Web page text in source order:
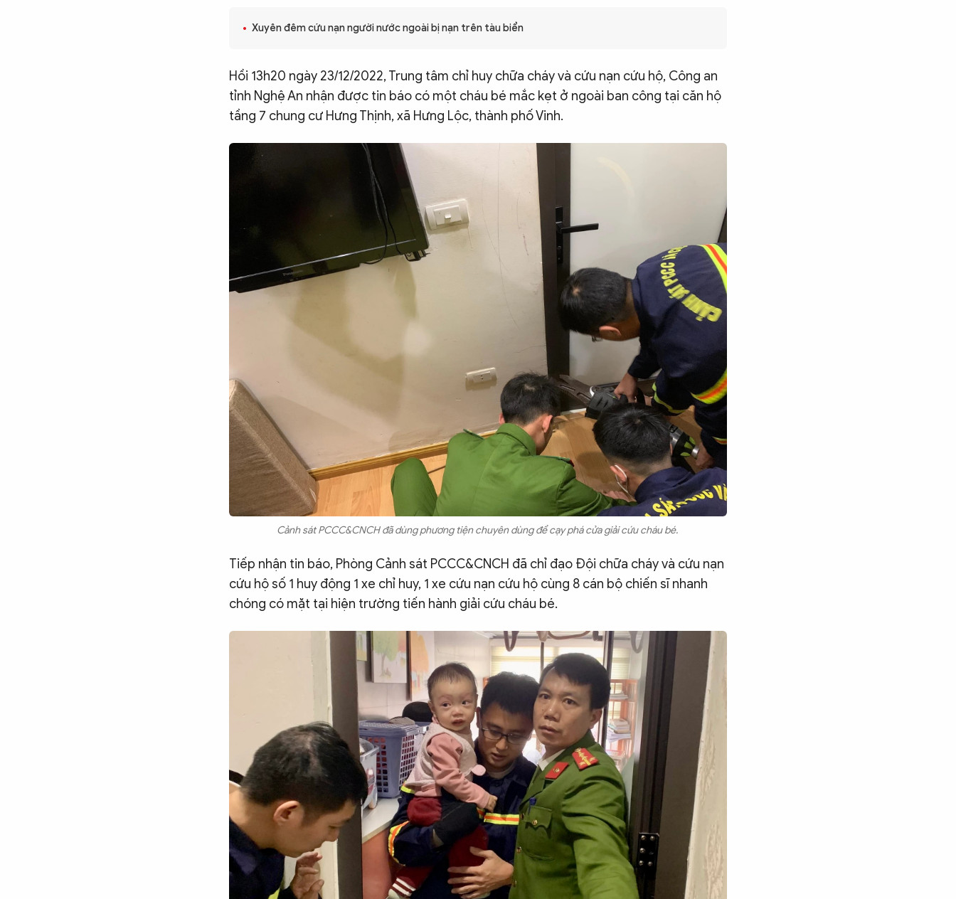
Xuyên đêm cứu nạn người nước ngoài bị nạn trên tàu biển
Hồi 13h20 ngày 23/12/2022, Trung tâm chỉ huy chữa cháy và cứu nạn cứu hộ, Công an
tỉnh Nghệ An nhận được tin báo có một cháu bé mắc kẹt ở ngoài ban công tại căn hộ
tầng 7 chung cư Hưng Thịnh, xã Hưng Lộc, thành phố Vinh.
Cảnh sát PCCC&CNCH đã dùng phương tiện chuyên dùng để cạy phá cửa giải cứu cháu bé.
Tiếp nhận tin báo, Phòng Cảnh sát PCCC&CNCH đã chỉ đạo Đội chữa cháy và cứu nạn
cứu hộ số 1 huy động 1 xe chỉ huy, 1 xe cứu nạn cứu hộ cùng 8 cán bộ chiến sĩ nhanh
chóng có mặt tại hiện trường tiến hành giải cứu cháu bé.